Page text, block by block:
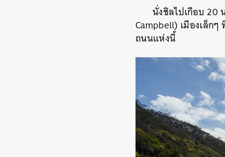
นั่งชิลไปเกือบ 20
Campbell) เมืองเล็ก
ถนนแห่งนี้